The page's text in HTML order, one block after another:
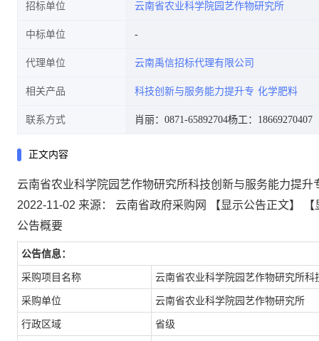
招标单位 云南省农业科学院园艺作物研究所
中标单位
代理单位 云南禹信招标代理有限公司
相关产品 科技创新与服务能力提升专 化学肥料
联系方式 肖丽：0871-65892704杨工：18669270407
正文内容
云南省农业科学院园艺作物研究所科技创新与服务能力提
2022-11-02 来源： 云南省政府采购网 【显示公告正文】
公告概要
公告信息：
采购项目名称 云南省农业科学院园艺作物研究所
采购单位 云南省农业科学院园艺作物研究所
行政区域 省级